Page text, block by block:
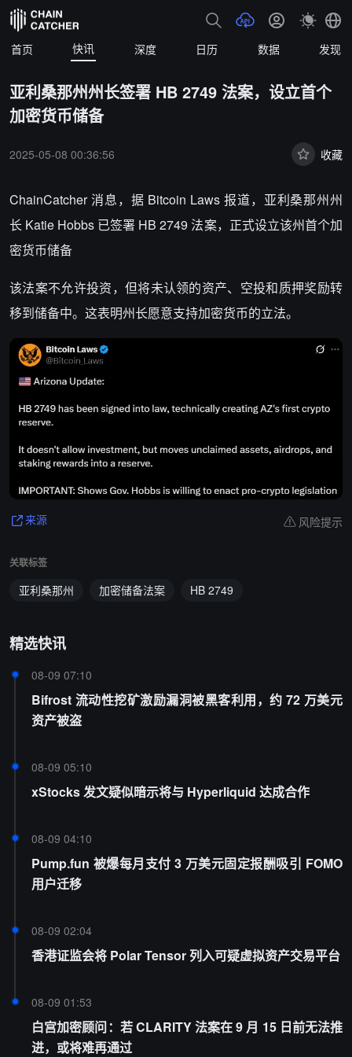
首页 快讯 深度 日历 数据 发现
亚利桑那州州长签署 HB 2749 法案，设立首个
加密货币储备
2025-05-08 00:36:56 收藏
ChainCatcher 消息，据 Bitcoin Laws 报道，亚利桑那州州
长 Katie Hobbs 已签署 HB 2749 法案，正式设立该州首个加
密货币储备
该法案不允许投资，但将未认领的资产、空投和质押奖励转
移到储备中。 这表明州长愿意支持加密货币的立法。
来源 风险提示
关联标签
亚利桑那州 加密储备法案 HB 2749
精选快讯
08-09 07:10
Bifrost 流动性挖矿激励漏洞被黑客利用，约 72 万美元
资产被盗
08-09 05:10
xStocks 发文疑似暗示将与 Hyperliquid 达成合作
08-09 04:10
Pump.fun 被爆每月支付 3 万美元固定报酬吸引 FOMO
用户迁移
08-09 02:04
香港证监会将 Polar Tensor 列入可疑虚拟资产交易平台
08-09 01:53
白宫加密顾问：若 CLARITY 法案在 9 月 15 日前无法推
进，或将难再通过